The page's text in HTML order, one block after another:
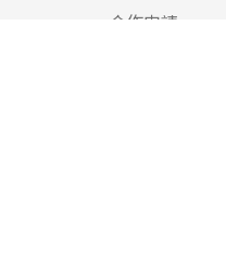
合作申請